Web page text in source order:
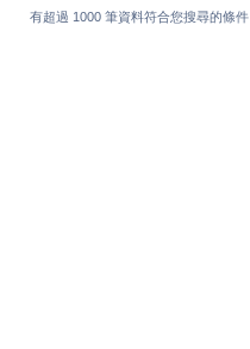
有超過 1000 筆資料符合您搜尋的條件